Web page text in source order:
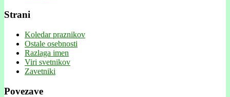
Strani
Koledar praznikov
Ostale osebnosti
Razlaga imen
Viri svetnikov
Zavetniki
Povezave